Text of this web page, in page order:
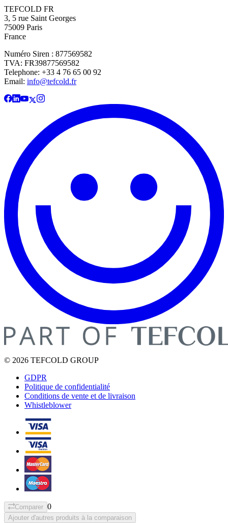
TEFCOLD FR
3, 5 rue Saint Georges
75009 Paris
France
Numéro Siren : 877569582
TVA: FR39877569582
Telephone: +33 4 76 65 00 92
Email: info@tefcold.fr
© 2026 TEFCOLD GROUP
GDPR
Politique de confidentialité
Conditions de vente et de livraison
Whistleblower
Comparer 0
Ajouter d'autres produits à la comparaison